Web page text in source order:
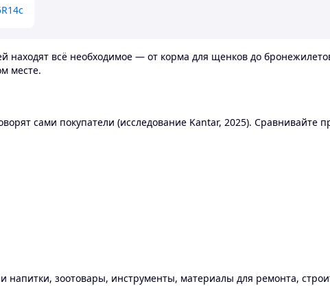
всё необходимое — от корма для щенков до
месте.
сами покупатели (исследование Kantar, 2025). Сравнивайте
напитки, зоотовары, инструменты, материалы для ремонта,